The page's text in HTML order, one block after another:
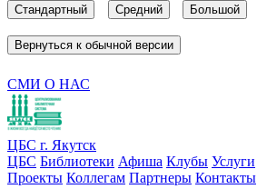
Стандартный Средний Большой
Вернуться к обычной версии
СМИ О НАС
ЦБС г. Якутск
ЦБС Библиотеки Афиша Клубы Услуги
Проекты Коллегам Партнеры Контакты